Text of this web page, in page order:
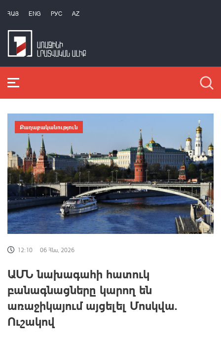
ՀԱՅ ENG РУС AZ
Քաղաքականություն
12:10 06 Հնս, 2026
ԱՄՆ նախագահի հատուկ
բանագնացները կարող են
առաջիկայում այցելել Մոսկվա.
Ուշակով